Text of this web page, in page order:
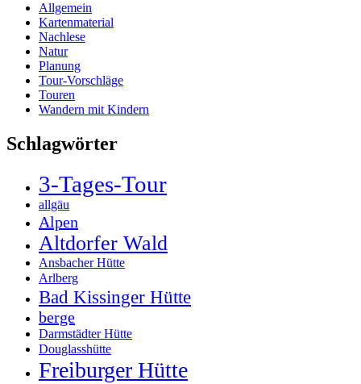
Allgemein
Kartenmaterial
Nachlese
Natur
Planung
Tour-Vorschläge
Touren
Wandern mit Kindern
Schlagwörter
3-Tages-Tour
allgäu
Alpen
Altdorfer Wald
Ansbacher Hütte
Arlberg
Bad Kissinger Hütte
berge
Darmstädter Hütte
Douglasshütte
Freiburger Hütte